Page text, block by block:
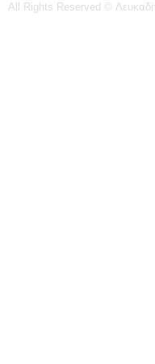
All Rights Reserved ©